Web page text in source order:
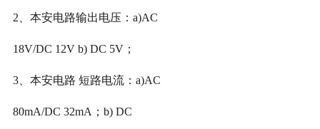
2 、本安电路输出电压： a)AC
18V/DC 12V b) DC 5V；
3、本安电路 短路电流： a)AC
80mA/DC 32mA ； b) DC